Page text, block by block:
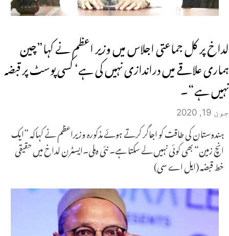
لداخ پر کل جماعتی اجلاس میں وزیر اعظم نے کہا”چین
ہماری علاقے میں دراندازی نہیں کی ہے‘ کسی پوسٹ پر قبضہ
نہیں ہے“۔
جون 19, 2020
ہندوستان کی طاقت کو اجاگر کرتے ہوئے مذکورہ وزیراعظم نے کہاکہ ”ایک
انچ زمین“ بھی کوئی نہیں لے سکتا ہے۔ نئی دہلی۔ایسٹرن لداخ میں حقیقی
خط قبضہ (ایل اے سی)